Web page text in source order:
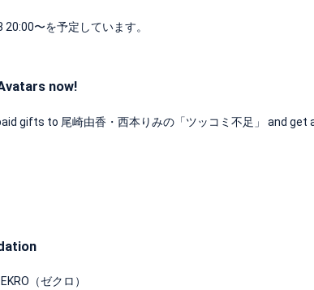
〜を予定しています。
now!
gifts to 尾崎由香・西本りみの「ツッコミ不足」 and get
（ゼクロ）